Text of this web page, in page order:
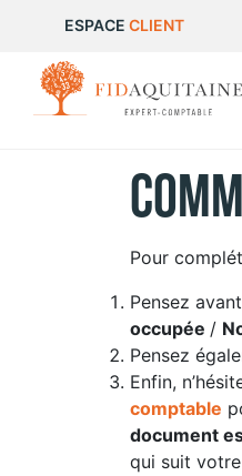
ESPACE CLIENT
Pour
Pensez
occupée /
Pensez
Enfin,
comptable
document
qui suit votre